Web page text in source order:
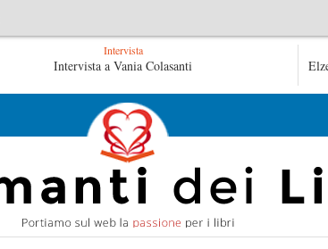
Le anime salve di Fabrizio De André – Jan Gaggetta
Intervista
Intervista a Vania Colasanti